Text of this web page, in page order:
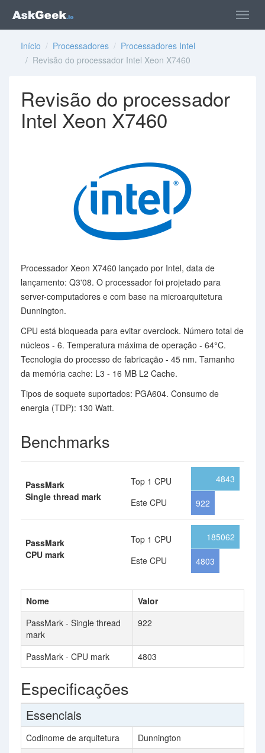
Início / Processadores / Processadores Intel
/ Revisão do processador Intel Xeon X7460
Revisão do processador
Intel Xeon X7460
Processador Xeon X7460 lançado por Intel, data de
lançamento: Q3'08. O processador foi projetado para
server-computadores e com base na microarquitetura
Dunnington.
CPU está bloqueada para evitar overclock. Número total de
núcleos - 6. Temperatura máxima de operação - 64°C.
Tecnologia do processo de fabricação - 45 nm. Tamanho
da memória cache: L3 - 16 MB L2 Cache.
Tipos de soquete suportados: PGA604. Consumo de
energia (TDP): 130 Watt.
Benchmarks
PassMark
Single thread mark
Top 1 CPU
Este CPU
4843
922
PassMark
CPU mark
Top 1 CPU
Este CPU
185062
4803
Nome
Valor
PassMark - Single thread
mark
922
PassMark - CPU mark 4803
Especificações
Essenciais
Codinome de arquitetura
Dunnington